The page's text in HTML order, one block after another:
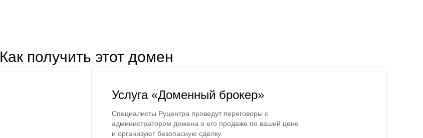
Как получить этот домен
Услуга «Доменный брокер»
Специалисты Руцентра проведут переговоры с
администратором домена о его продаже по вашей цене
и организуют безопасную сделку.